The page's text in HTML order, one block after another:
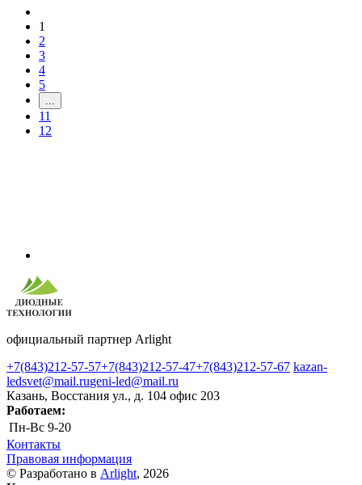
1
2
3
4
5
11
12
официальный партнер Arlight
+7(843)212-57-57+7(843)212-57-47+7(843)212-57-67 kazan-
ledsvet@mail.rugeni-led@mail.ru
Казань, Восстания ул., д. 104 офис 203
Работаем:
Пн-Вс 9-20
Контакты
Правовая информация
© Разработано в Arlight, 2026